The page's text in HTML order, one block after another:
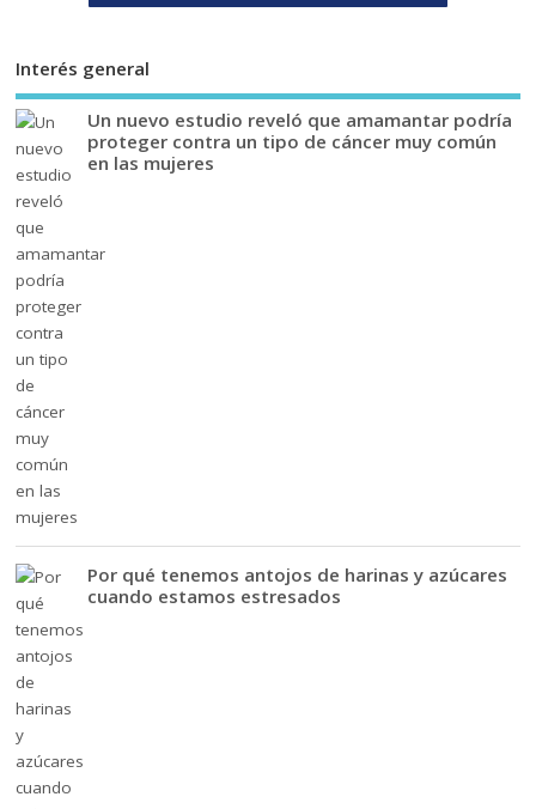
Interés general
Un nuevo estudio reveló que amamantar podría
proteger contra un tipo de cáncer muy común
en las mujeres
Por qué tenemos antojos de harinas y azúcares
cuando estamos estresados